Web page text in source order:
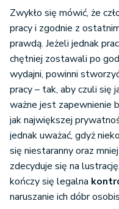
Co w sytuacji, gdy
kontroli?
Kontrola pracowników w
Zwykło się mówić, że
pracy i zgodnie z
prawdą. Jeżeli jednak
chętniej zostawali po
wydajni, powinni
pracy – tak, aby czuli się
ważne jest zapewnienie
jak największej
jednak uważać, gdyż
się niestaranny oraz
zdecyduje się na
kończy się legalna
naruszanie ich dóbr